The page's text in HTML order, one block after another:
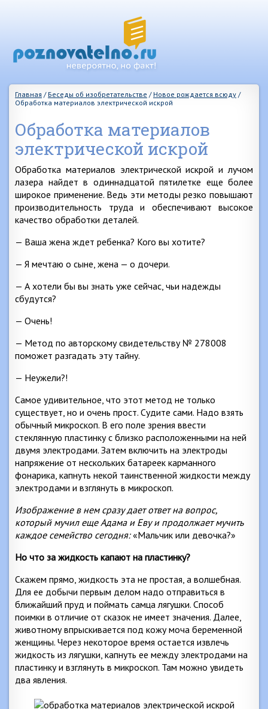
Главная / Беседы об изобретательстве / Новое рождается всюду /
Обработка материалов электрической искрой
Обработка материалов
электрической искрой
Обработка материалов электрической искрой и лучом
лазера найдет в одиннадцатой пятилетке еще более
широкое применение. Ведь эти методы резко повышают
производительность труда и обеспечивают высокое
качество обработки деталей.
— Ваша жена ждет ребенка? Кого вы хотите?
— Я мечтаю о сыне, жена — о дочери.
— А хотели бы вы знать уже сейчас, чьи надежды
сбудутся?
— Очень!
— Метод по авторскому свидетельству № 278008
поможет разгадать эту тайну.
— Неужели?!
Самое удивительное, что этот метод не только
существует, но и очень прост. Судите сами. Надо взять
обычный микроскоп. В его поле зрения ввести
стеклянную пластинку с близко расположенными на ней
двумя электродами. Затем включить на электроды
напряжение от нескольких батареек карманного
фонарика, капнуть некой таинственной жидкости между
электродами и взглянуть в микроскоп.
Изображение в нем сразу дает ответ на вопрос,
который мучил еще Адама и Еву и продолжает мучить
каждое семейство сегодня:«Мальчик или девочка?»
Но что за жидкость капают на пластинку?
Скажем прямо, жидкость эта не простая, а волшебная.
Для ее добычи первым делом надо отправиться в
ближайший пруд и поймать самца лягушки. Способ
поимки в отличие от сказок не имеет значения. Далее,
животному впрыскивается под кожу моча беременной
женщины. Через некоторое время остается извлечь
жидкость из лягушки, капнуть ее между электродами на
пластинку и взглянуть в микроскоп. Там можно увидеть
два явления.